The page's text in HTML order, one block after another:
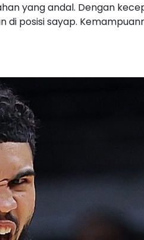
yang andal. Dengan
posisi sayap.